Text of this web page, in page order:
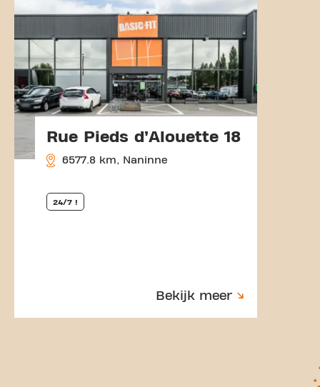
Rue Pieds d’Alouette 18
6577.8 km, Naninne
24/7 !
Bekijk meer